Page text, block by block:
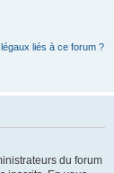
liés à ce forum ?
du forum